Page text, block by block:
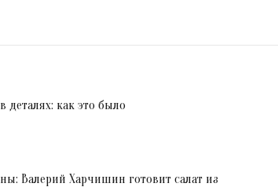
деталях: как это было
Валерий Харчишин готовит салат из